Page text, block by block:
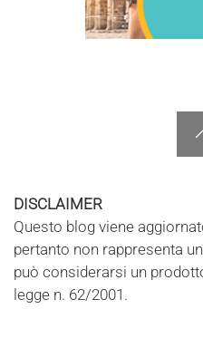
DISCLAIMER
Questo blog viene
pertanto non rappresenta
può considerarsi un
legge n. 62/2001.